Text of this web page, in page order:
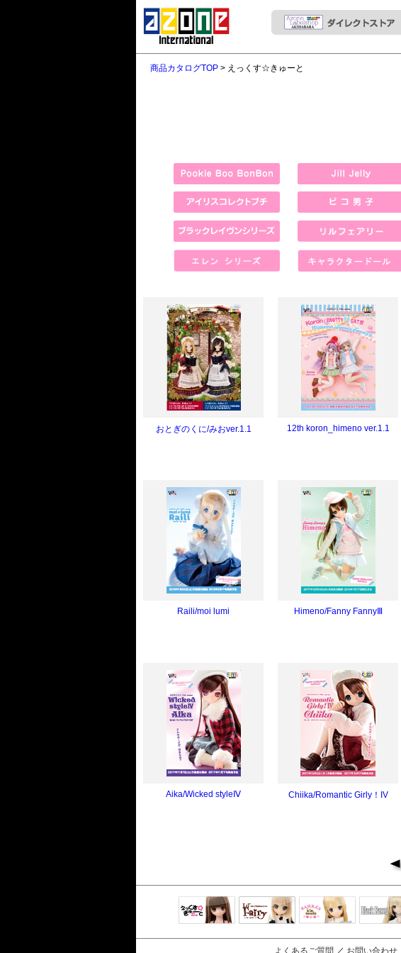
商品カタログTOP > えっくす☆きゅーと
おとぎのくに/みおver.1.1 12th koron_himeno ver.1.1
Raili/moi lumi Himeno/Fanny FannyⅢ
Aika/Wicked styleⅣ Chiika/Romantic Girly！IV
よくあるご質問 ／ お問い合わせ